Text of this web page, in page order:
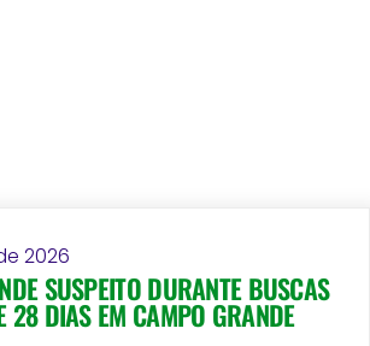
2026
SUSPEITO DURANTE BUSCAS
28 DIAS EM CAMPO GRANDE